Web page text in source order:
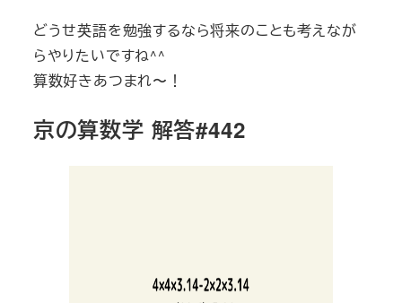
どうせ英語を勉強するなら将来のことも考えなが
らやりたいですね^^
算数好きあつまれ〜！
京の算数学 解答#442